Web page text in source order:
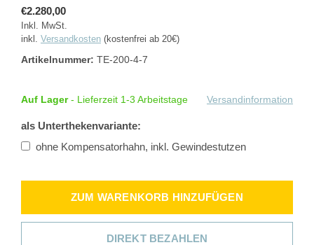
€2.280,00
Inkl. MwSt.
inkl. Versandkosten (kostenfrei ab 20€)
Artikelnummer: TE-200-4-7
Auf Lager- Lieferzeit 1-3 Arbeitstage Versandinformation
als Unterthekenvariante:
ohne Kompensatorhahn, inkl. Gewindestutzen
ZUM WARENKORB HINZUFÜGEN
DIREKT BEZAHLEN